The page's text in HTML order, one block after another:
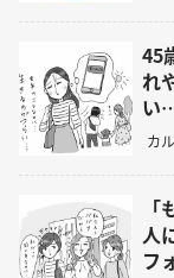
45
れ
い
お
カ
人
フ